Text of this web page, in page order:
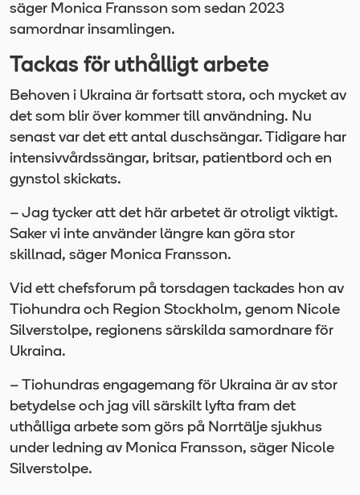
säger Monica Fransson som sedan 2023
samordnar insamlingen.
Tackas för uthålligt arbete
Behoven i Ukraina är fortsatt stora, och mycket av
det som blir över kommer till användning. Nu
senast var det ett antal duschsängar. Tidigare har
intensivvårdssängar, britsar, patientbord och en
gynstol skickats.
– Jag tycker att det här arbetet är otroligt viktigt.
Saker vi inte använder längre kan göra stor
skillnad, säger Monica Fransson.
Vid ett chefsforum på torsdagen tackades hon av
Tiohundra och Region Stockholm, genom Nicole
Silverstolpe, regionens särskilda samordnare för
Ukraina.
– Tiohundras engagemang för Ukraina är av stor
betydelse och jag vill särskilt lyfta fram det
uthålliga arbete som görs på Norrtälje sjukhus
under ledning av Monica Fransson, säger Nicole
Silverstolpe.